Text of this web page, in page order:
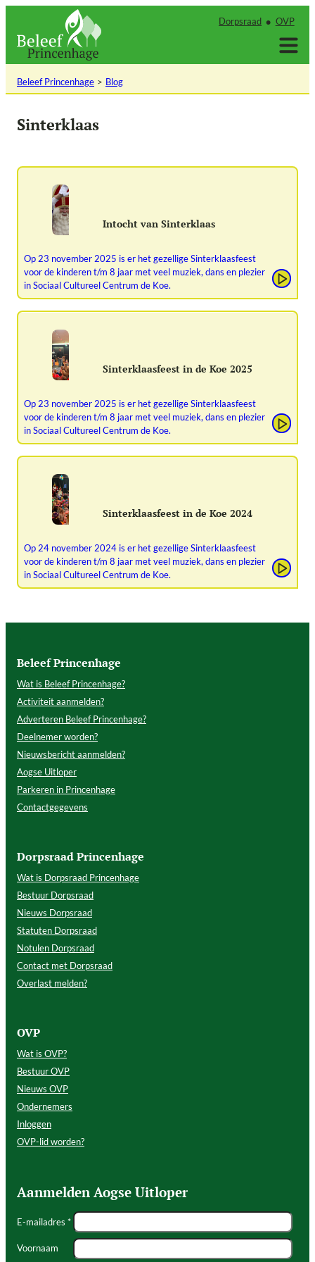
inhoud
Dorpsraad OVP
Beleef Princenhage Blog
Sinterklaas
Intocht van Sinterklaas
Op 23 november 2025 is er het gezellige Sinterklaasfeest
voor de kinderen t/m 8 jaar met veel muziek, dans en plezier
in Sociaal Cultureel Centrum de Koe.
Sinterklaasfeest in de Koe 2025
Op 23 november 2025 is er het gezellige Sinterklaasfeest
voor de kinderen t/m 8 jaar met veel muziek, dans en plezier
in Sociaal Cultureel Centrum de Koe.
Sinterklaasfeest in de Koe 2024
Op 24 november 2024 is er het gezellige Sinterklaasfeest
voor de kinderen t/m 8 jaar met veel muziek, dans en plezier
in Sociaal Cultureel Centrum de Koe.
Beleef Princenhage
Wat is Beleef Princenhage?
Activiteit aanmelden?
Adverteren Beleef Princenhage?
Deelnemer worden?
Nieuwsbericht aanmelden?
Aogse Uitloper
Parkeren in Princenhage
Contactgegevens
Dorpsraad Princenhage
Wat is Dorpsraad Princenhage
Bestuur Dorpsraad
Nieuws Dorpsraad
Statuten Dorpsraad
Notulen Dorpsraad
Contact met Dorpsraad
Overlast melden?
OVP
Wat is OVP?
Bestuur OVP
Nieuws OVP
Ondernemers
Inloggen
OVP-lid worden?
Aanmelden Aogse Uitloper
E-mailadres *
Voornaam